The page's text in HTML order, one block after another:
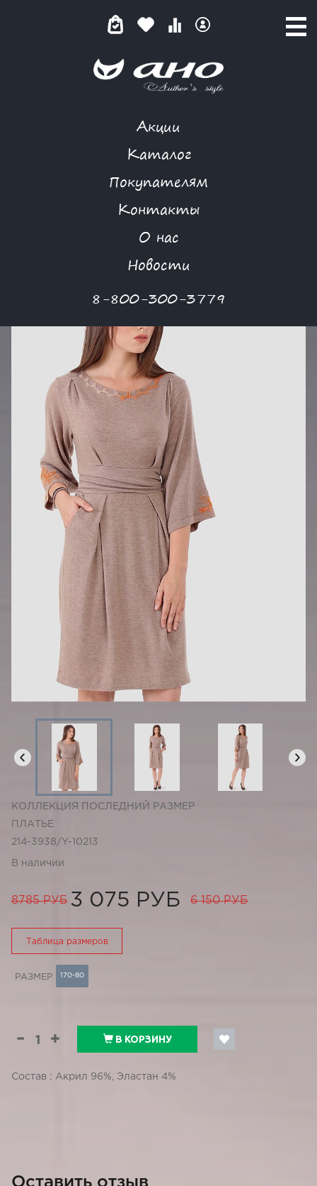
Акции
Каталог
Покупателям
Контакты
О нас
Новости
8-800-300-3779
БРАЗИЛЬСКИЙ АРОМАТ
КОЛЛЕКЦИЯ ПОСЛЕДНИЙ РАЗМЕР
ПЛАТЬЕ
214-3938/Y-10213
В наличии
8785 РУБ 3 075 РУБ 6 150 РУБ
Таблица размеров
РАЗМЕР 170-80
В КОРЗИНУ
Состав : Акрил 96%, Эластан 4%
Оставить отзыв